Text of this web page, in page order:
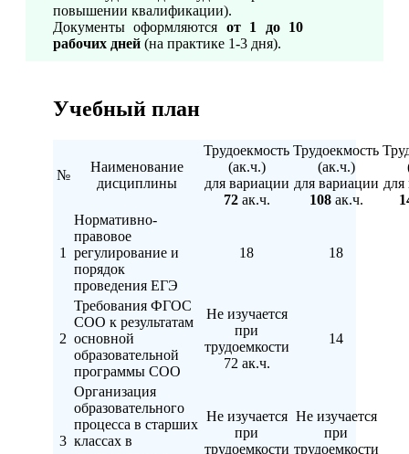
повышении квалификации).
Документы оформляются от 1 до 10
рабочих дней (на практике 1-3 дня).
Учебный план
№
Наименование
дисциплины
Трудоекмость
(ак.ч.)
для вариации
72ак.ч.
Трудоекмость
(ак.ч.)
для вариации
108ак.ч.
для
1
Нормативно-
правовое
регулирование и
порядок
проведения ЕГЭ
18 18
2
Требования ФГОС
СОО к результатам
основной
образовательной
программы СОО
Не изучается
при
трудоемкости
72 ак.ч.
14
3
Организация
образовательного
процесса в старших
классах в
Не изучается
при
трудоемкости
Не изучается
при
трудоемкости